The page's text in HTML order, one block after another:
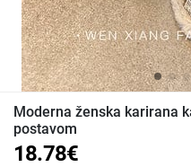
Moderna ženska karirana
postavom
18.78€